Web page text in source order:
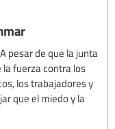
pesar de que la junta
fuerza contra los
los trabajadores y
que el miedo y la